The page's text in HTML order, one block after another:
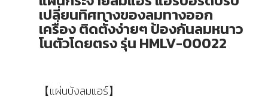
เปลี่ยนทิศทางของลมทางออก
เครื่อง ติดตั้งง่ายๆ ป้องกันลมหนาว
โนตัวโดยตรง รุ่น HMLV-00022
【แผ่นบังลมแอร์】